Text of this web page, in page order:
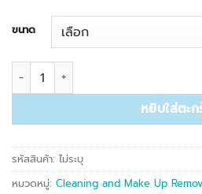
ขนาด
จำนวน FWP 014 Whitening Foam
หยิบใส่ตะก
รหัสสินค้า: ไม่ระบุ
หมวดหมู่: Cleaning and Make Up